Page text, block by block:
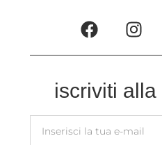
iscriviti